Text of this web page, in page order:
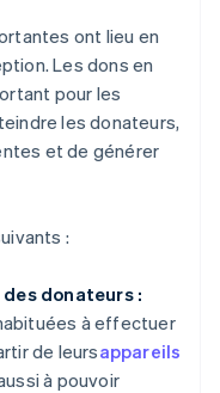
ont lieu en
Les dons en
pour les
les donateurs,
et de générer
:
donateurs :
à effectuer
de leursappareils
à pouvoir